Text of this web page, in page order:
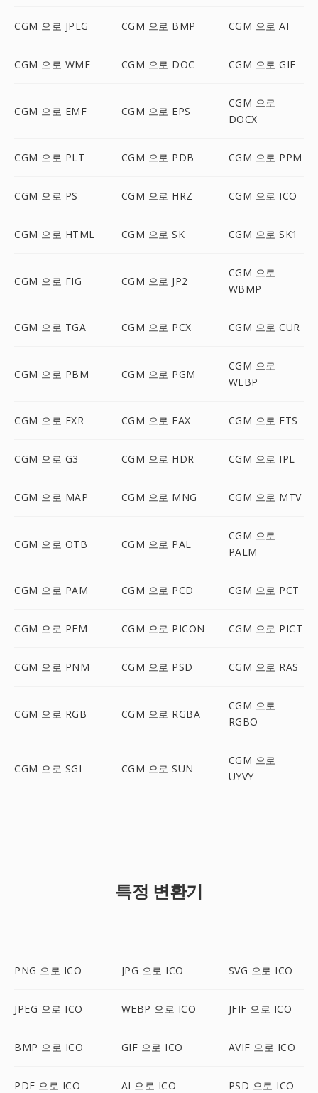
CGM 으로 JPEG CGM 으로 BMP CGM 으로 AI
CGM 으로 WMF CGM 으로 DOC CGM 으로 GIF
CGM 으로 EMF CGM 으로 EPS
CGM 으로
DOCX
CGM 으로 PLT CGM 으로 PDB CGM 으로 PPM
CGM 으로 PS CGM 으로 HRZ CGM 으로 ICO
CGM 으로 HTML CGM 으로 SK CGM 으로 SK1
CGM 으로 FIG CGM 으로 JP2
CGM 으로
WBMP
CGM 으로 TGA CGM 으로 PCX CGM 으로 CUR
CGM 으로 PBM CGM 으로 PGM
CGM 으로
WEBP
CGM 으로 EXR CGM 으로 FAX CGM 으로 FTS
CGM 으로 G3 CGM 으로 HDR CGM 으로 IPL
CGM 으로 MAP CGM 으로 MNG CGM 으로 MTV
CGM 으로 OTB CGM 으로 PAL
CGM 으로
PALM
CGM 으로 PAM CGM 으로 PCD CGM 으로 PCT
CGM 으로 PFM CGM 으로 PICON CGM 으로 PICT
CGM 으로 PNM CGM 으로 PSD CGM 으로 RAS
CGM 으로 RGB CGM 으로 RGBA
CGM 으로
RGBO
CGM 으로 SGI CGM 으로 SUN
CGM 으로
UYVY
특정 변환기
PNG 으로 ICO JPG 으로 ICO SVG 으로 ICO
JPEG 으로 ICO WEBP 으로 ICO JFIF 으로 ICO
BMP 으로 ICO GIF 으로 ICO AVIF 으로 ICO
PDF 으로 ICO AI 으로 ICO PSD 으로 ICO